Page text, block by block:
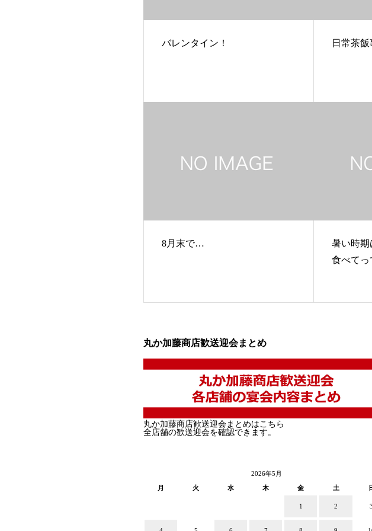
バレンタイン！ 日常茶飯
8月末で…
暑い時期
食べてっ
丸か加藤商店歓送迎会まとめ
丸か加藤商店歓送迎会まとめはこちら
全店舗の歓送迎会を確認できます。
2026年5月
月
火 水 木 金 土
1 2 3